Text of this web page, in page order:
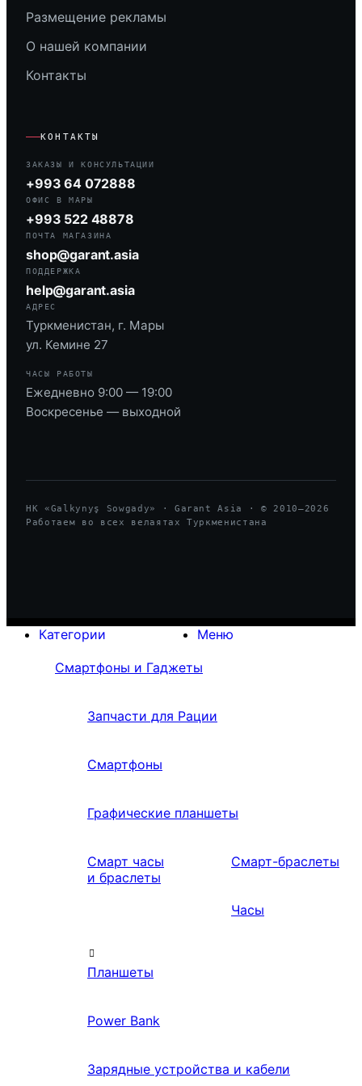
Размещение рекламы
О нашей компании
Контакты
КОНТАКТЫ
ЗАКАЗЫ И КОНСУЛЬТАЦИИ
+993 64 072888
ОФИС В МАРЫ
+993 522 48878
ПОЧТА МАГАЗИНА
shop@garant.asia
ПОДДЕРЖКА
help@garant.asia
АДРЕС
Туркменистан, г. Мары
ул. Кемине 27
ЧАСЫ РАБОТЫ
Ежедневно 9:00 — 19:00
Воскресенье — выходной
HK «Galkynyş Sowgady» · Garant Asia · © 2010—2026
Работаем во всех велаятах Туркменистана
Меню
Категории
Смартфоны и Гаджеты
Запчасти для Рации
Смартфоны
Графические планшеты
Смарт часы
и браслеты
Смарт-браслеты
Часы
Планшеты
Power Bank
Зарядные устройства и кабели